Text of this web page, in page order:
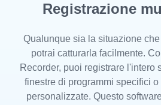
Registrazione
Qualunque sia la situazione
potrai catturarla facilmente.
Recorder, puoi registrare l'intero
finestre di programmi specifici
personalizzate. Questo